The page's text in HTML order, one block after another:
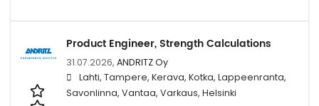
Product Engineer, Strength Calculations
31.07.2026, ANDRITZ Oy
Lahti, Tampere, Kerava, Kotka, Lappeenranta,
Savonlinna, Vantaa, Varkaus, Helsinki